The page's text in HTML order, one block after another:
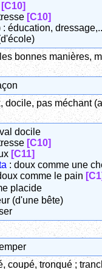
[C10]
[C10]
: éducation,
bonnes manières,
docile, pas méchant
docile
[C10]
[C11]
: doux comme une
comme le pain
placide
(d'une bête)
coupé, tronqué ;